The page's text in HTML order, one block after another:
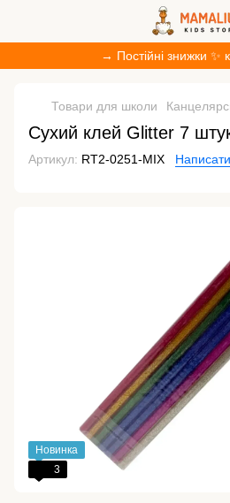
→ Постійні знижки ✨
Товари для школи
Сухий клей Glitter 7
Артикул: RT2-0251-MIX Написати
Новинка
3